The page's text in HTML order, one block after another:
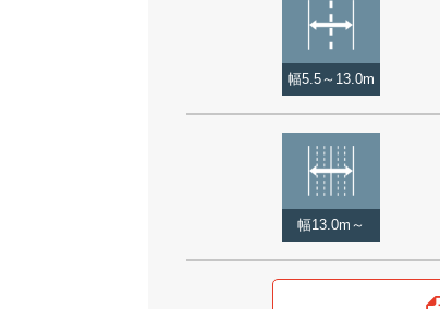
幅5.5～13.0m
幅13.0m～